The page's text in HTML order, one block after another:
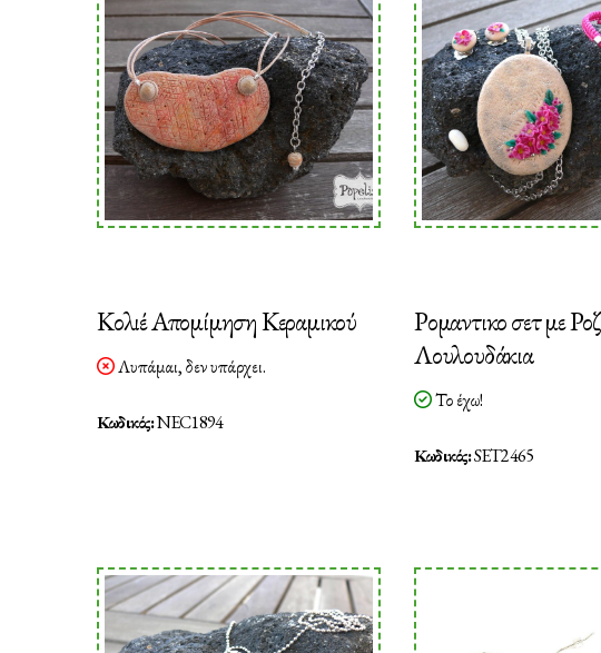
Κολιέ Απομίμηση Κεραμικού
Λυπάμαι, δεν υπάρχει.
Κωδικός:NEC1894
Ρομαντικο σετ με Ροζ
Λουλουδάκια
Το έχω!
Κωδικός:SET2465